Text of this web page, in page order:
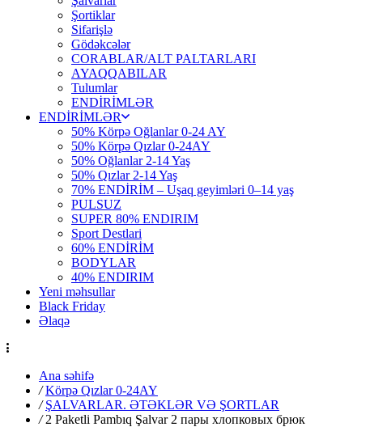
Şortiklar
Sifarişlə
Gödəkcələr
CORABLAR/ALT PALTARLARI
AYAQQABILAR
Tulumlar
ENDİRİMLƏR
ENDİRİMLƏR
50% Körpə Oğlanlar 0-24 AY
50% Körpə Qızlar 0-24AY
50% Oğlanlar 2-14 Yaş
50% Qızlar 2-14 Yaş
70% ENDİRİM – Uşaq geyimləri 0–14 yaş
PULSUZ
SUPER 80% ENDIRIM
Sport Destlari
60% ENDİRİM
BODYLAR
40% ENDIRIM
Yeni məhsullar
Black Friday
Əlaqə
Ana səhifə
/ Körpə Qızlar 0-24AY
/ ŞALVARLAR. ƏTƏKLƏR VƏ ŞORTLAR
/ 2 Paketli Pambıq Şalvar 2 пары хлопковых брюк